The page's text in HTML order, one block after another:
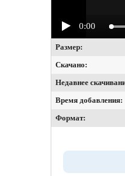
0:00
Размер:
Скачано:
Недавнее
Время добавления:
Формат: